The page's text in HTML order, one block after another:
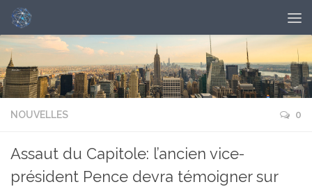
NOUVELLES 0
Assaut du Capitole: l’ancien vice-
président Pence devra témoigner sur